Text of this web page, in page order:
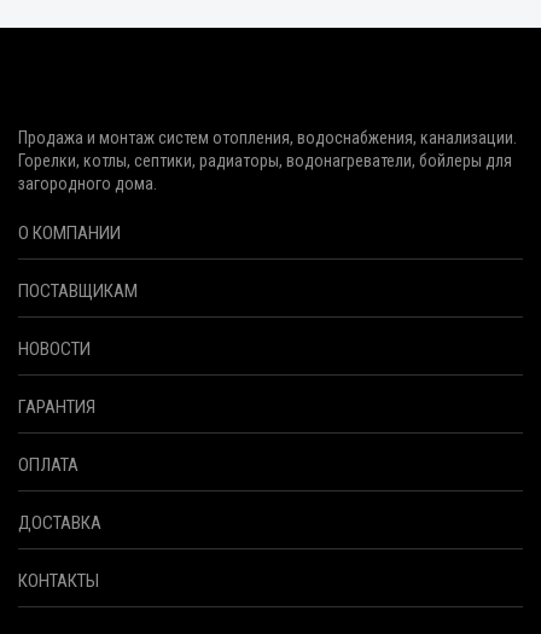
Продажа и монтаж систем отопления, водоснабжения, канализации.
Горелки, котлы, септики, радиаторы, водонагреватели, бойлеры для
загородного дома.
О КОМПАНИИ
ПОСТАВЩИКАМ
НОВОСТИ
ГАРАНТИЯ
ОПЛАТА
ДОСТАВКА
КОНТАКТЫ